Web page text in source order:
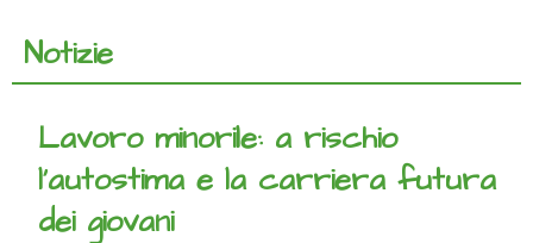
Notizie
Lavoro minorile: a rischio
l’autostima e la carriera futura
dei giovani